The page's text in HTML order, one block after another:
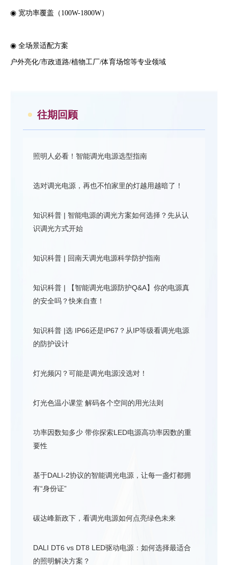
◉ 宽功率覆盖（100W-1800W）
◉ 全场景适配方案
户外亮化/市政道路/植物工厂/体育场馆等专业领域
往期回顾
照明人必看！智能调光电源选型指南
选对调光电源，再也不怕家里的灯越用越暗了！
知识科普 | 智能电源的调光方案如何选择？先从认
识调光方式开始
知识科普 | 回南天调光电源科学防护指南
知识科普 | 【智能调光电源防护Q&A】你的电源真
的安全吗？快来自查！
知识科普 |选 IP66还是IP67？从IP等级看调光电源
的防护设计
灯光频闪？可能是调光电源没选对！
灯光色温小课堂 解码各个空间的用光法则
功率因数知多少 带你探索LED电源高功率因数的重
要性
基于DALI-2协议的智能调光电源，让每一盏灯都拥
有“身份证”
碳达峰新政下，看调光电源如何点亮绿色未来
DALI DT6 vs DT8 LED驱动电源：如何选择最适合
的照明解决方案？